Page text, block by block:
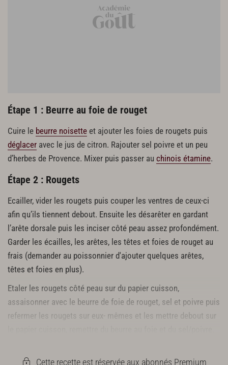
Pulpe enrichie
1 oignon
Pulpe de tomate fraîche
Caramel de tomate
100 g de sucre
Étape 1 : Beurre au foie de rouget
Cuire le beurre noisette et ajouter les foies de rougets puis
déglacer avec le jus de citron. Rajouter sel poivre et un peu
d’herbes de Provence. Mixer puis passer au chinois étamine.
Étape 2 : Rougets
Ecailler, vider les rougets puis couper les ventres de ceux-ci
afin qu’ils tiennent debout. Ensuite les désarêter en gardant
l’arête dorsale puis les inciser côté peau assez profondément.
Garder les écailles, les arêtes, les têtes et foies de rouget au
frais (demander au poissonnier d'ajouter quelques arêtes,
têtes et foies en plus).
Etaler les rougets côté peau sur du papier cuisson,
assaisonner avec le beurre de foie de rouget, sel et poivre puis
refermer les rougets sur eux- mêmes et les mettre debout sur
Cette recette est réservée aux abonnés Premium